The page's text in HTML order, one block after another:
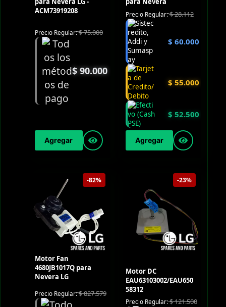
ACM73919208
Precio Regular:$75.000
$90.000
Agregar
Precio Regular:$28.112
$ 60.000
$ 55.000
$ 52.500
Agregar
-82%
Motor Fan
4680JB1017Q para
Nevera LG
Precio Regular:$827.579
-23%
Motor DC
EAU63103002/EAU650
58312
Precio Regular:$121.500